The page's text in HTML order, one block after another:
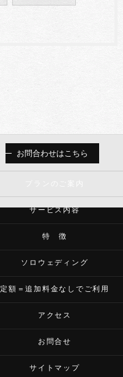
お問合わせはこちら
サービス内容
特 徴
ソロウェディング
定額＝追加料金なしでご利用
アクセス
お問合せ
サイトマップ